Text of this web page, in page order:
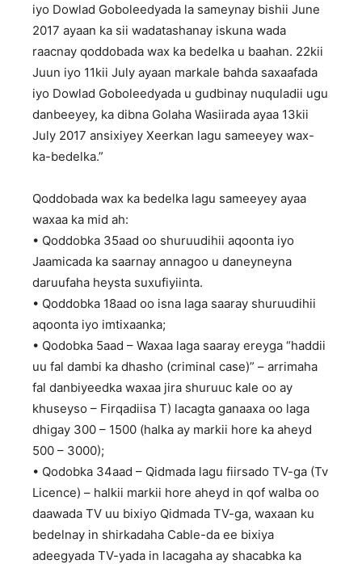
iyo Dowlad Goboleedyada la sameynay bishii June
2017 ayaan ka sii wadatashanay iskuna wada
raacnay qoddobada wax ka bedelka u baahan. 22kii
Juun iyo 11kii July ayaan markale bahda saxaafada
iyo Dowlad Goboleedyada u gudbinay nuquladii ugu
danbeeyey, ka dibna Golaha Wasiirada ayaa 13kii
July 2017 ansixiyey Xeerkan lagu sameeyey wax-
ka-bedelka.”
Qoddobada wax ka bedelka lagu sameeyey ayaa
waxaa ka mid ah:
• Qoddobka 35aad oo shuruudihii aqoonta iyo
Jaamicada ka saarnay annagoo u daneyneyna
daruufaha heysta suxufiyiinta.
• Qoddobka 18aad oo isna laga saaray shuruudihii
aqoonta iyo imtixaanka;
• Qodobka 5aad – Waxaa laga saaray ereyga “haddii
uu fal dambi ka dhasho (criminal case)” – arrimaha
fal danbiyeedka waxaa jira shuruuc kale oo ay
khuseyso – Firqadiisa T) lacagta ganaaxa oo laga
dhigay 300 – 1500 (halka ay markii hore ka aheyd
500 – 3000);
• Qodobka 34aad – Qidmada lagu fiirsado TV-ga (Tv
Licence) – halkii markii hore aheyd in qof walba oo
daawada TV uu bixiyo Qidmada TV-ga, waxaan ku
bedelnay in shirkadaha Cable-da ee bixiya
adeegyada TV-yada in lacagaha ay shacabka ka